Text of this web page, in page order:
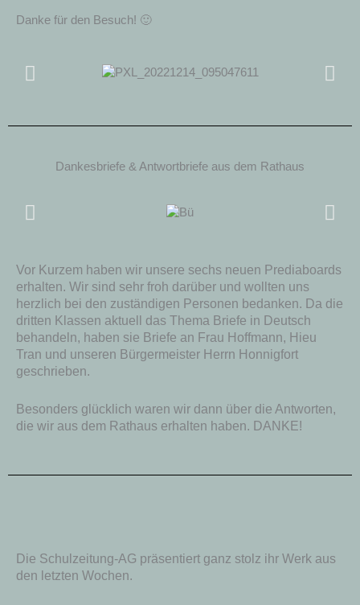
Danke für den Besuch! 🙂
Dankesbriefe & Antwortbriefe aus dem Rathaus
Vor Kurzem haben wir unsere sechs neuen Prediaboards
erhalten. Wir sind sehr froh darüber und wollten uns
herzlich bei den zuständigen Personen bedanken. Da die
dritten Klassen aktuell das Thema Briefe in Deutsch
behandeln, haben sie Briefe an Frau Hoffmann, Hieu
Tran und unseren Bürgermeister Herrn Honnigfort
geschrieben.
Besonders glücklich waren wir dann über die Antworten,
die wir aus dem Rathaus erhalten haben. DANKE!
Die Schulzeitung-AG präsentiert ganz stolz ihr Werk aus
den letzten Wochen.